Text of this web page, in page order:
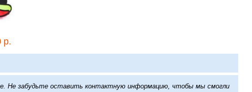
р.
Не забудьте оставить контактную информацию, чтобы мы смогли